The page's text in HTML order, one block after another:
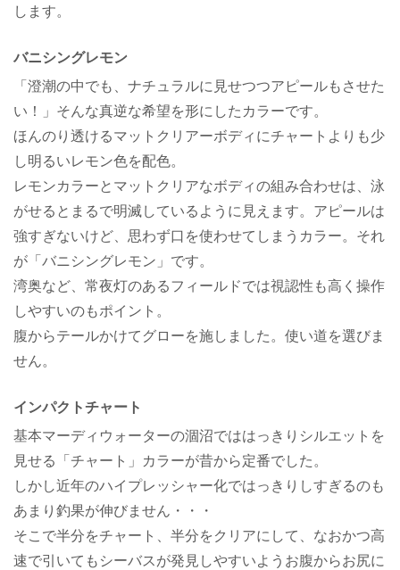
します。
バニシングレモン
「澄潮の中でも、ナチュラルに見せつつアピールもさせた
い！」そんな真逆な希望を形にしたカラーです。
ほんのり透けるマットクリアーボディにチャートよりも少
し明るいレモン色を配色。
レモンカラーとマットクリアなボディの組み合わせは、泳
がせるとまるで明滅しているように見えます。アピールは
強すぎないけど、思わず口を使わせてしまうカラー。それ
が「バニシングレモン」です。
湾奥など、常夜灯のあるフィールドでは視認性も高く操作
しやすいのもポイント。
腹からテールかけてグローを施しました。使い道を選びま
せん。
インパクトチャート
基本マーディウォーターの涸沼でははっきりシルエットを
見せる「チャート」カラーが昔から定番でした。
しかし近年のハイプレッシャー化ではっきりしすぎるのも
あまり釣果が伸びません・・・
そこで半分をチャート、半分をクリアにして、なおかつ高
速で引いてもシーバスが発見しやすいようお腹からお尻に